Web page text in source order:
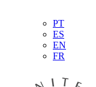
PT
ES
EN
FR